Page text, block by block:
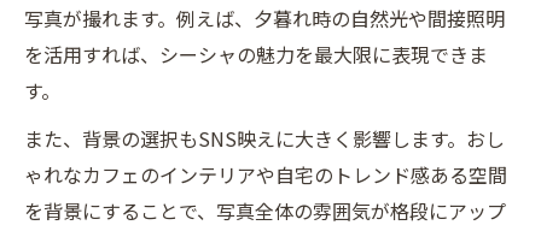
写真が撮れます。例えば、夕暮れ時の自然光や間接照明
を活用すれば、シーシャの魅力を最大限に表現できま
す。
また、背景の選択もSNS映えに大きく影響します。おし
ゃれなカフェのインテリアや自宅のトレンド感ある空間
を背景にすることで、写真全体の雰囲気が格段にアップ